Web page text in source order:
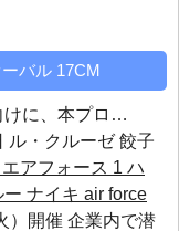
バル 17CM
けに、本プロ…
ル・クルーゼ 餃子
アフォース 1 ハ
ー ナイキ air force
）開催 企業内で潜